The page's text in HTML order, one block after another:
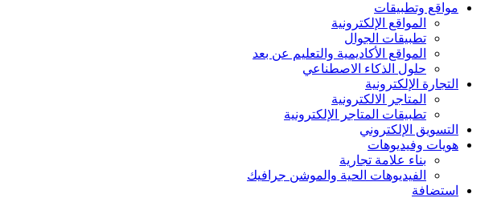
مواقع وتطبيقات
المواقع الإلكترونية
تطبيقات الجوال
المواقع الأكاديمية والتعليم عن بعد
حلول الذكاء الاصطناعي
التجارة الإلكترونية
المتاجر الالكترونية
تطبيقات المتاجر الإلكترونية
التسويق الإلكتروني
هويات وفيديوهات
بناء علامة تجارية
الفيديوهات الحية والموشن جرافيك
استضافة